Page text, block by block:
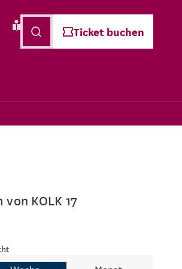
Leichte Sprache Deutsch
Ticket buchen
KOLK 17